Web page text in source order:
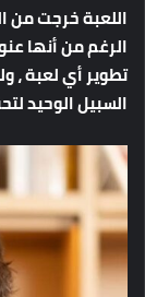
اللعبةخرجتمن
الرغممنأنها
تطويرأيلعبة،
السبيلالوحيد